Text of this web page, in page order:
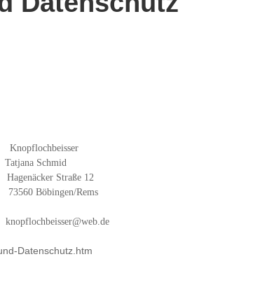
Schmid
Straße 12
Rems
Datenschutz.htm